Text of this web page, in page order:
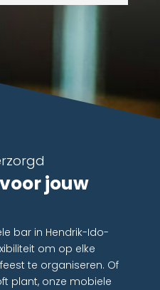
jouw
bar in Hendrik-Ido-
om op elke
te organiseren. Of
plant, onze mobiele